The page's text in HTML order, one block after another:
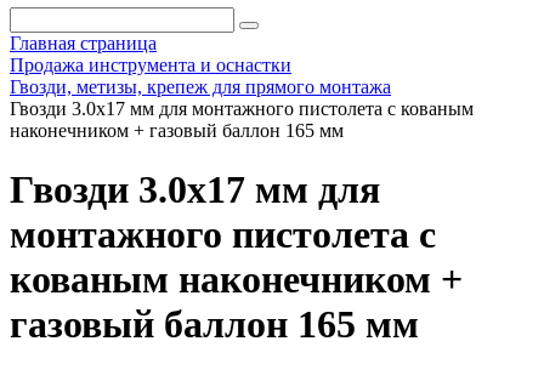
Главная страница
Продажа инструмента и оснастки
Гвозди, метизы, крепеж для прямого монтажа
Гвозди 3.0x17 мм для монтажного пистолета с кованым
наконечником + газовый баллон 165 мм
Гвозди 3.0x17 мм для
монтажного пистолета с
кованым наконечником +
газовый баллон 165 мм